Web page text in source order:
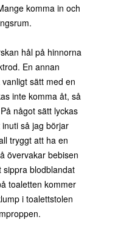
komma in och
hål på hinnorna
En annan
sätt med en
inte komma åt, så
något sätt lyckas
så jag börjar
tryggt att ha en
övervakar bebisen
blodblandat
toaletten kommer
i toalettstolen